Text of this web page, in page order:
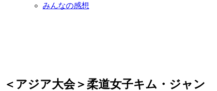
みんなの感想
＜アジア大会＞柔道女子キム・ジャン